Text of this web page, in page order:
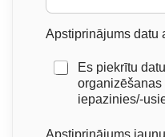
Apstiprinājums datu
Es piekrītu
organizēšanas
iepazinies/-
Apstiprinājums